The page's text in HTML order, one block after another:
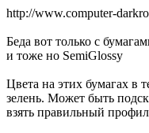
http://www.computer-
Беда вот только с
и тоже но SemiGlossy
Цвета на этих бумагах в
зелень. Может быть
взять правильный